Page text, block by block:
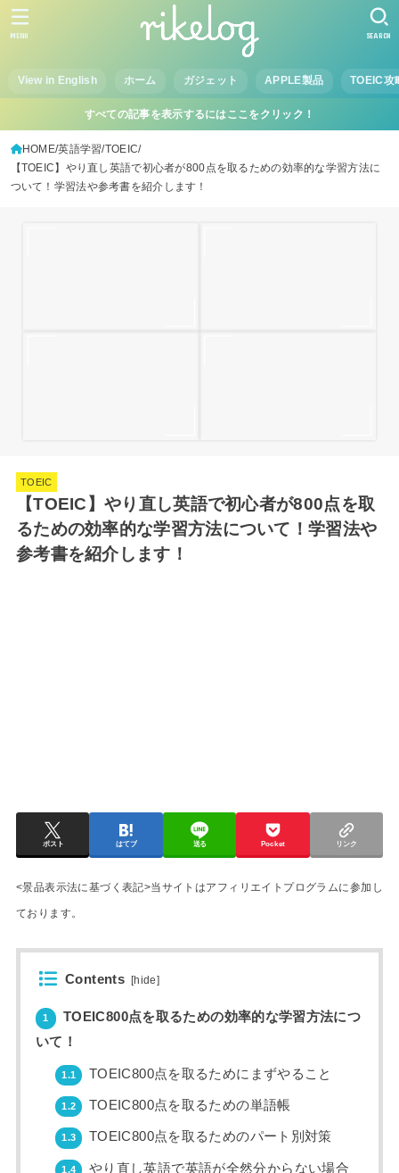
View in English ホーム ガジェット APPLE製品 TOEIC攻
SEARCH
MENU
すべての記事を表示するにはここをクリック！
HOME 英語学習
TOEIC
【TOEIC】やり直し英語で初心者が800点を取るための効率的な学習方法に
ついて！学習法や参考書を紹介します！
TOEIC
【TOEIC】やり直し英語で初心者が800点を取
るための効率的な学習方法について！学習法や
参考書を紹介します！
ポスト はてブ 送る Pocket リンク
<景品表示法に基づく表記>当サイトはアフィリエイトプログラムに参加し
ております。
Contents [hide]
1
TOEIC800点を取るための効率的な学習方法につ
いて！
1.1 TOEIC800点を取るためにまずやること
1.2 TOEIC800点を取るための単語帳
1.3 TOEIC800点を取るためのパート別対策
1.4 やり直し英語で英語が全然分からない場合